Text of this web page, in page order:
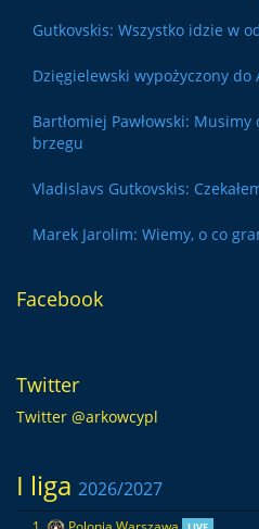
Gutkovskis: Wszystko idzie w
Dzięgielewski wypożyczony do
Bartłomiej Pawłowski:
brzegu
Vladislavs Gutkovskis:
Marek Jarolim: Wiemy, o co
Facebook
Twitter
Twitter @arkowcypl
I liga 2026/2027